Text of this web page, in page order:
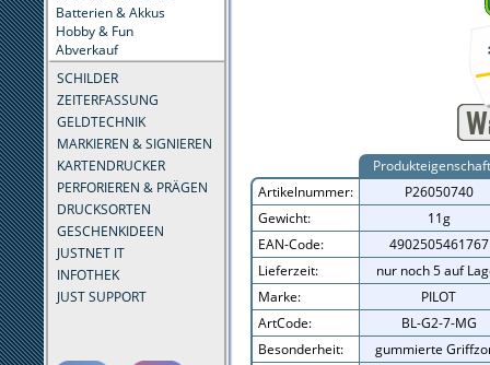
Batterien & Akkus
Hobby & Fun
Abverkauf
SCHILDER
ZEITERFASSUNG
GELDTECHNIK
MARKIEREN & SIGNIEREN
KARTENDRUCKER
PERFORIEREN & PRÄGEN
DRUCKSORTEN
GESCHENKIDEEN
JUSTNET IT
INFOTHEK
JUST SUPPORT
Artikelnummer:
P26050740
Gewicht:
11g
EAN-Code:
4902505461767
Lieferzeit:
nur noch 5 auf
Marke:
PILOT
ArtCode:
BL-G2-7-MG
Besonderheit:
gummierte